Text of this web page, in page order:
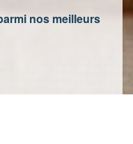
nos meilleurs